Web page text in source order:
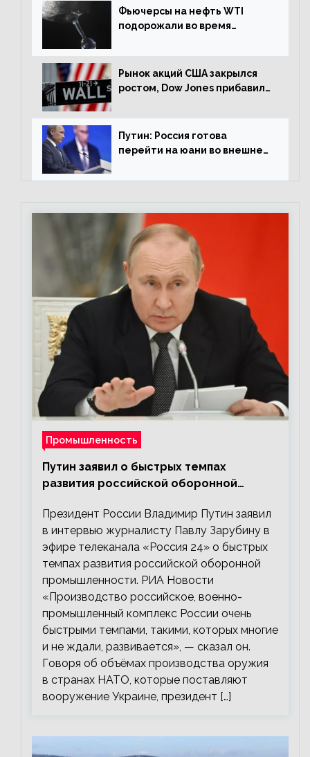
Фьючерсы на нефть WTI
подорожали во время
Рынок акций США закрылся
ростом, Dow Jones прибавил
Путин: Россия готова
перейти на юани во внешней
Промышленность
Путин заявил о быстрых темпах
развития российской оборонной
Президент России Владимир Путин заявил
в интервью журналисту Павлу Зарубину в
эфире телеканала «Россия 24» о быстрых
темпах развития российской оборонной
промышленности. РИА Новости
«Производство российское, военно-
промышленный комплекс России очень
быстрыми темпами, такими, которых многие
и не ждали, развивается», — сказал он.
Говоря об объёмах производства оружия
в странах НАТО, которые поставляют
вооружение Украине, президент […]